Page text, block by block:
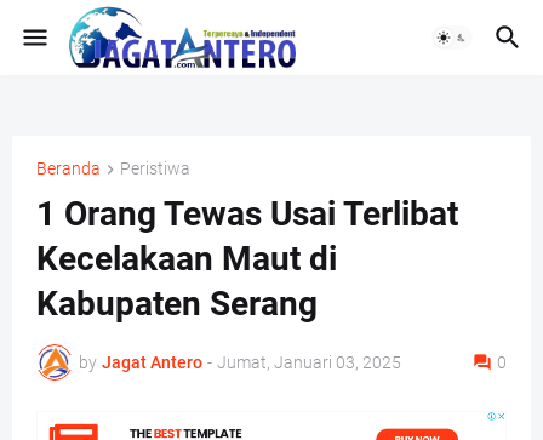
Beranda Peristiwa
1 Orang Tewas Usai Terlibat
Kecelakaan Maut di
Kabupaten Serang
by Jagat Antero - Jumat, Januari 03, 2025 0